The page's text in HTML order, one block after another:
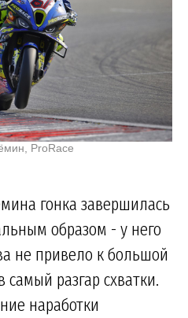
ProRace
гонка завершилась
образом - у него
не привело к большой
разгар схватки.
наработки